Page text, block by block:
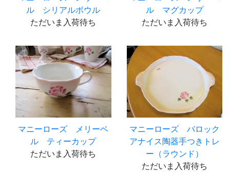
ル シリアルボウル
ただいま入荷待ち
ル マグカップ
ただいま入荷待ち
マニーローズ メリーベ
ル ティーカップ
ただいま入荷待ち
マニーローズ バロック
アナイス陶器手つきトレ
ー（ラウンド）
ただいま入荷待ち